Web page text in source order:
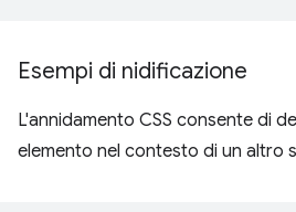
Esempi di nidificazione
L'annidamento CSS consente di
elemento nel contesto di un altro